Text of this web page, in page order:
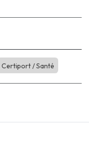
Certiport / Santé